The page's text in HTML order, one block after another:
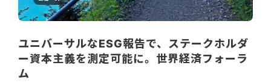
ユニバーサルなESG報告で、ステークホルダ
ー資本主義を測定可能に。世界経済フォーラ
ム